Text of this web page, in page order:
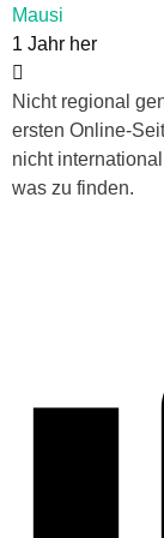
Mausi
1 Jahr her
Nicht regional
ersten Online-
nicht
was zu finden.